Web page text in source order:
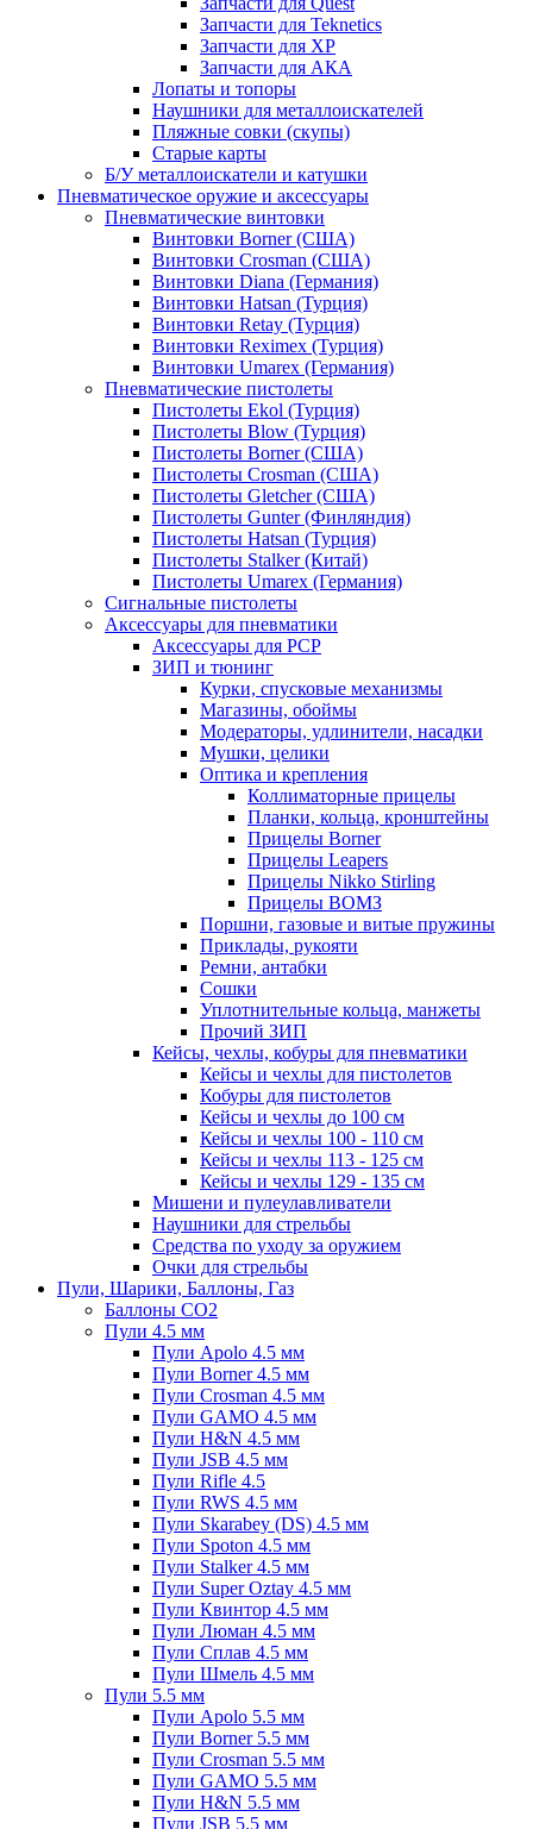
Запчасти для Teknetics
Запчасти для XP
Запчасти для АКА
Лопаты и топоры
Наушники для металлоискателей
Пляжные совки (скупы)
Старые карты
Б/У металлоискатели и катушки
Пневматическое оружие и аксессуары
Пневматические винтовки
Винтовки Borner (США)
Винтовки Crosman (США)
Винтовки Diana (Германия)
Винтовки Hatsan (Турция)
Винтовки Retay (Турция)
Винтовки Reximex (Турция)
Винтовки Umarex (Германия)
Пневматические пистолеты
Пистолеты Ekol (Турция)
Пистолеты Blow (Турция)
Пистолеты Borner (США)
Пистолеты Crosman (США)
Пистолеты Gletcher (США)
Пистолеты Gunter (Финляндия)
Пистолеты Hatsan (Турция)
Пистолеты Stalker (Китай)
Пистолеты Umarex (Германия)
Сигнальные пистолеты
Аксессуары для пневматики
Аксессуары для PCP
ЗИП и тюнинг
Курки, спусковые механизмы
Магазины, обоймы
Модераторы, удлинители, насадки
Мушки, целики
Оптика и крепления
Коллиматорные прицелы
Планки, кольца, кронштейны
Прицелы Borner
Прицелы Leapers
Прицелы Nikko Stirling
Прицелы ВОМЗ
Поршни, газовые и витые пружины
Приклады, рукояти
Ремни, антабки
Сошки
Уплотнительные кольца, манжеты
Прочий ЗИП
Кейсы, чехлы, кобуры для пневматики
Кейсы и чехлы для пистолетов
Кобуры для пистолетов
Кейсы и чехлы до 100 см
Кейсы и чехлы 100 - 110 см
Кейсы и чехлы 113 - 125 см
Кейсы и чехлы 129 - 135 см
Мишени и пулеулавливатели
Наушники для стрельбы
Средства по уходу за оружием
Очки для стрельбы
Пули, Шарики, Баллоны, Газ
Баллоны CO2
Пули 4.5 мм
Пули Apolo 4.5 мм
Пули Borner 4.5 мм
Пули Crosman 4.5 мм
Пули GAMO 4.5 мм
Пули H&N 4.5 мм
Пули JSB 4.5 мм
Пули Rifle 4.5
Пули RWS 4.5 мм
Пули Skarabey (DS) 4.5 мм
Пули Spoton 4.5 мм
Пули Stalker 4.5 мм
Пули Super Oztay 4.5 мм
Пули Квинтор 4.5 мм
Пули Люман 4.5 мм
Пули Сплав 4.5 мм
Пули Шмель 4.5 мм
Пули 5.5 мм
Пули Apolo 5.5 мм
Пули Borner 5.5 мм
Пули Crosman 5.5 мм
Пули GAMO 5.5 мм
Пули H&N 5.5 мм
Пули JSB 5.5 мм